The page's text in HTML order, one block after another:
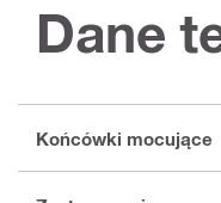
Dane
Końcówki mocujące